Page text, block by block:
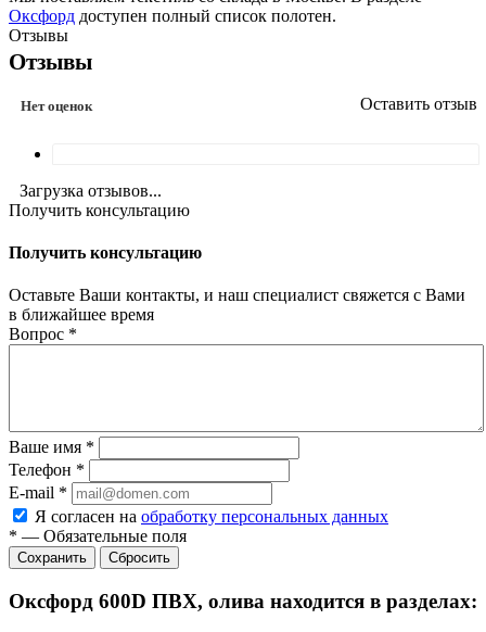
Оксфорд доступен полный список полотен.
Отзывы
Отзывы
Нет оценок Оставить отзыв
Загрузка отзывов...
Получить консультацию
Получить консультацию
Оставьте Ваши контакты, и наш специалист свяжется с Вами
в ближайшее время
Вопрос *
Ваше имя *
Телефон *
E-mail *
Я согласен на обработку персональных данных
* — Обязательные поля
Сбросить
Оксфорд 600D ПВХ, олива находится в разделах: